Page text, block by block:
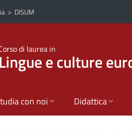
> DISUM
di laurea in
Lingue e culture
con noi Didattica